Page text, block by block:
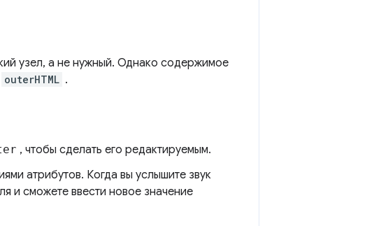
узел, а не нужный. Однако содержимое
outerHTML .
, чтобы сделать его редактируемым.
атрибутов. Когда вы услышите звук
и сможете ввести новое значение